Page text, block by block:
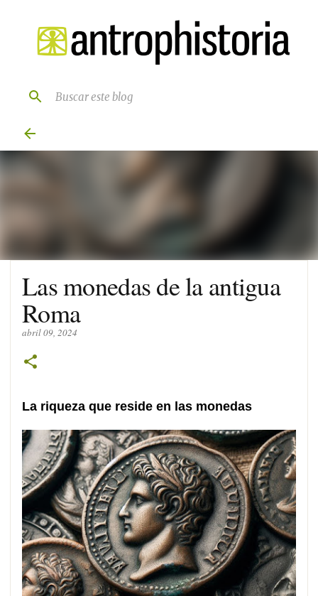
Ir al contenido principal
Las monedas de la antigua
Roma
abril 09, 2024
La riqueza que reside en las monedas